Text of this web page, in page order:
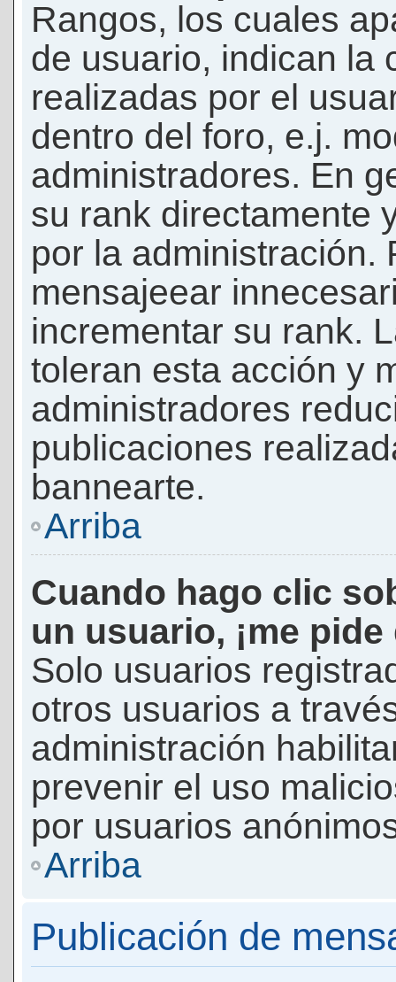
Rangos, los cuales
de usuario, indican la
realizadas por el
dentro del foro, e.j.
administradores. En
su rank directamente
por la administración.
mensajeear
incrementar su rank.
toleran esta acción y
administradores
publicaciones
bannearte.
Arriba
Cuando hago clic
un usuario, ¡me
Solo usuarios
otros usuarios a
administración
prevenir el uso
por usuarios
Arriba
Publicación de